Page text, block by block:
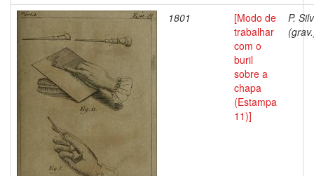
1801
[Modo de
trabalhar
com o
buril
sobre a
chapa
(Estampa
11)]
P.